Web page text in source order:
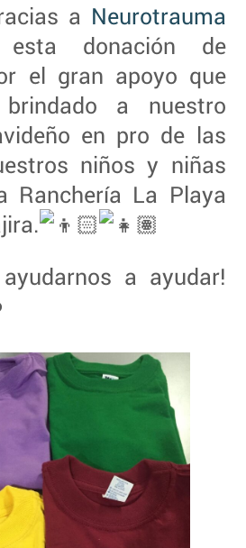
a Neurotrauma
donación de
el gran apoyo que
a nuestro
en pro de las
niños y niñas
Ranchería La Playa
a ayudar!